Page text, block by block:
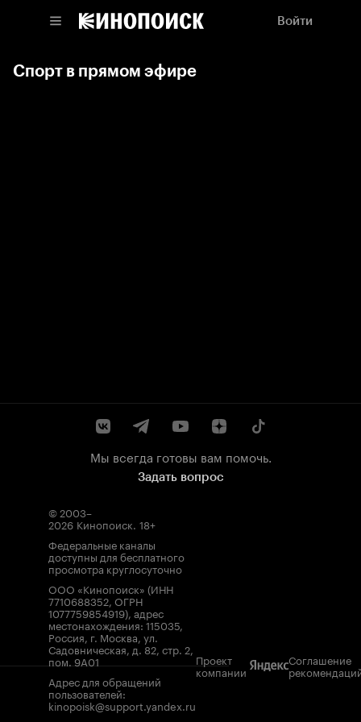
Войти
Спорт в прямом эфире
Мы всегда готовы вам помочь.
Задать вопрос
© 2003–
2026 Кинопоиск. 18+
Федеральные каналы
доступны для бесплатного
просмотра круглосуточно
ООО «Кинопоиск» (ИНН
7710688352, ОГРН
1077759854919), адрес
местонахождения: 115035,
Россия, г. Москва, ул.
Садовническая, д. 82, стр. 2,
пом. 9А01
Адрес для обращений
пользователей:
kinopoisk@support.yandex.ru
Проект
компании
Соглашение